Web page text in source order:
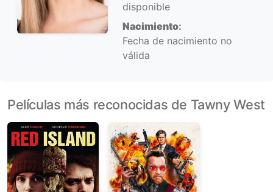
disponible
Nacimiento:
Fecha de nacimiento no
válida
Películas más reconocidas de Tawny West